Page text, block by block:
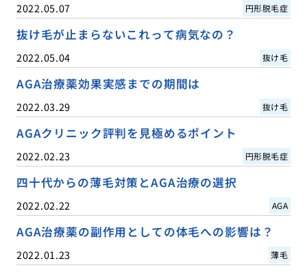
2022.05.07 円形脱毛症
抜け毛が止まらないこれって病気なの？
2022.05.04 抜け毛
AGA治療薬効果実感までの期間は
2022.03.29 抜け毛
AGAクリニック評判を見極めるポイント
2022.02.23 円形脱毛症
四十代からの薄毛対策とAGA治療の選択
2022.02.22 AGA
AGA治療薬の副作用としての体毛への影響は？
2022.01.23 薄毛